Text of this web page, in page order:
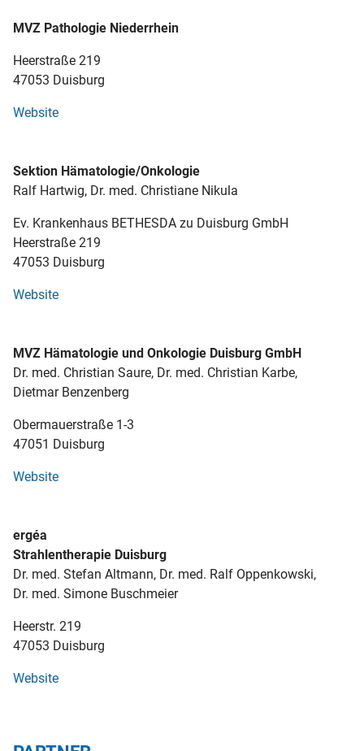
MVZ Pathologie Niederrhein
Heerstraße 219
47053 Duisburg
Website
Sektion Hämatologie/Onkologie
Ralf Hartwig, Dr. med. Christiane Nikula
Ev. Krankenhaus BETHESDA zu Duisburg GmbH
Heerstraße 219
47053 Duisburg
Website
MVZ Hämatologie und Onkologie Duisburg GmbH
Dr. med. Christian Saure, Dr. med. Christian Karbe,
Dietmar Benzenberg
Obermauerstraße 1-3
47051 Duisburg
Website
ergéa
Strahlentherapie Duisburg
Dr. med. Stefan Altmann, Dr. med. Ralf Oppenkowski,
Dr. med. Simone Buschmeier
Heerstr. 219
47053 Duisburg
Website